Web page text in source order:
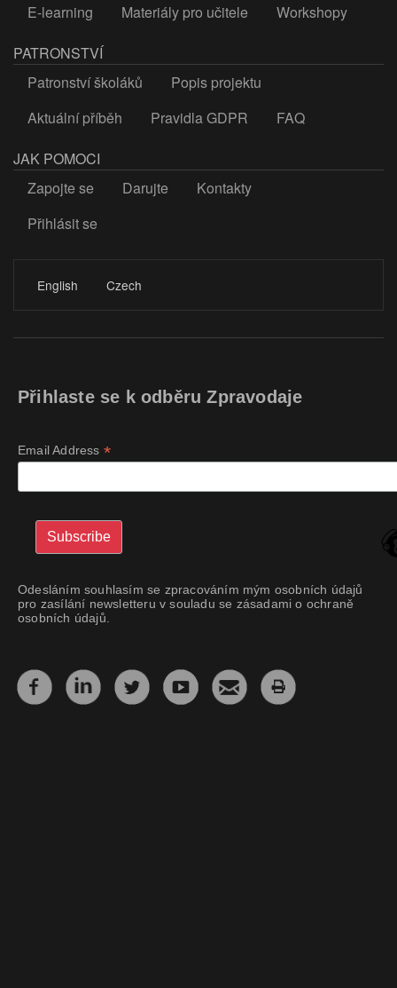
E-learning
Materiály pro učitele
Workshopy
PATRONSTVÍ
Patronství školáků
Popis projektu
Aktuální příběh
Pravidla GDPR
FAQ
JAK POMOCI
Zapojte se
Darujte
Kontakty
LOGIN
Přihlásit se
English Czech
Přihlaste se k odběru Zpravodaje
Email Address *
Odesláním souhlasím se zpracováním mým osobních údajů
pro zasílání newsletteru v souladu se zásadami o ochraně
osobních údajů.